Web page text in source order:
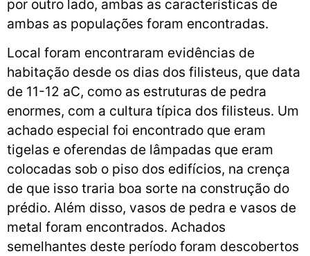
por outro lado, ambas as características de
ambas as populações foram encontradas.
Local foram encontraram evidências de
habitação desde os dias dos filisteus, que data
de 11-12 aC, como as estruturas de pedra
enormes, com a cultura típica dos filisteus. Um
achado especial foi encontrado que eram
tigelas e oferendas de lâmpadas que eram
colocadas sob o piso dos edifícios, na crença
de que isso traria boa sorte na construção do
prédio. Além disso, vasos de pedra e vasos de
metal foram encontrados. Achados
semelhantes deste período foram descobertos